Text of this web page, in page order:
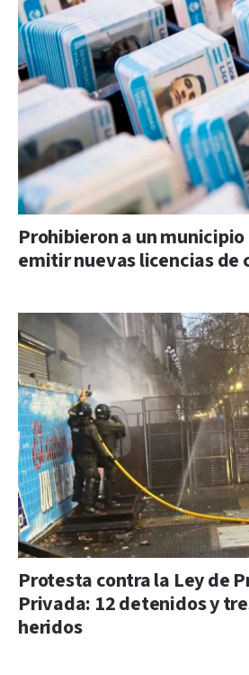
Prohibieron a un
emitir nuevas licencias de
Protesta contra la Ley de
Privada: 12 detenidos y
heridos